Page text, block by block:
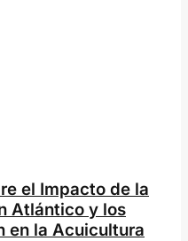
el Impacto de la
Atlántico y los
en la Acuicultura